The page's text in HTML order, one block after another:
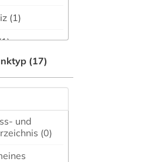
(0)
(0)
(0)
(1)
(17)
und
(0)